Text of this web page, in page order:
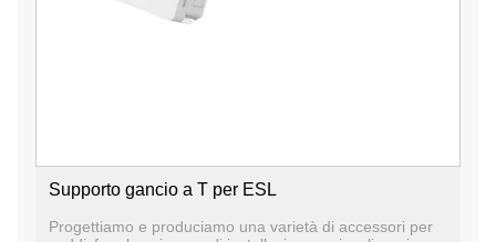
Supporto gancio a T per ESL
Progettiamo e produciamo una varietà di accessori per